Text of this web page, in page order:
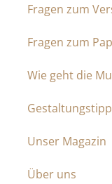
Fragen zum
Fragen zum
Wie geht die
Unser Magazin
Über uns